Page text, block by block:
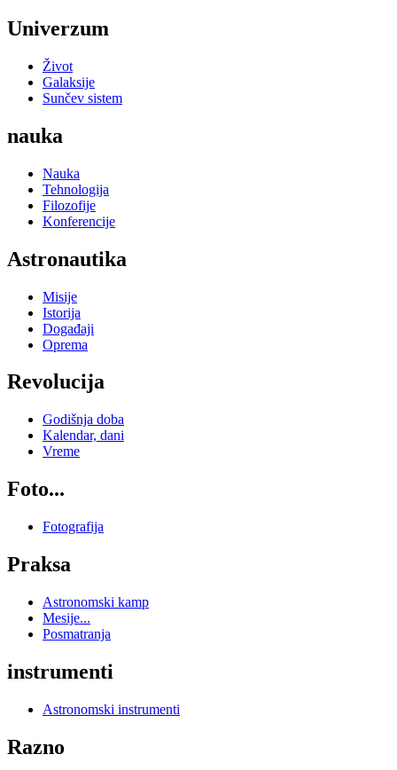
Univerzum
Život
Galaksije
Sunčev sistem
nauka
Nauka
Tehnologija
Filozofije
Konferencije
Astronautika
Misije
Istorija
Događaji
Oprema
Revolucija
Godišnja doba
Kalendar, dani
Vreme
Foto...
Fotografija
Praksa
Astronomski kamp
Mesije...
Posmatranja
instrumenti
Astronomski instrumenti
Razno